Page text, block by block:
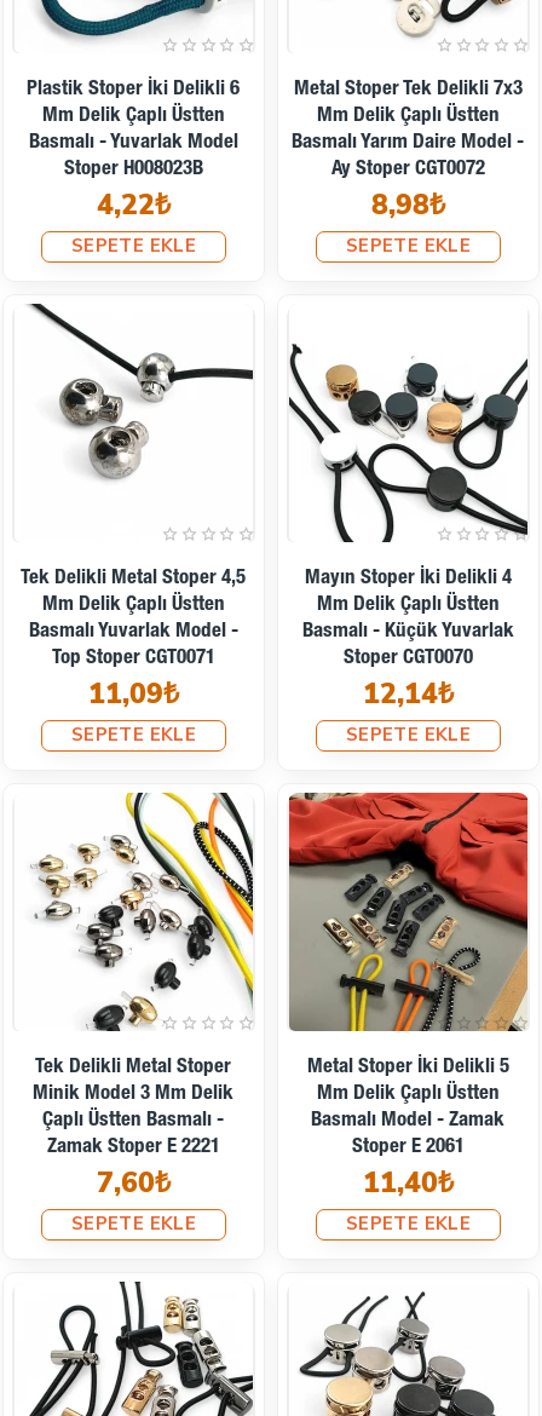
Plastik Stoper İki Delikli 6
Mm Delik Çaplı Üstten
Basmalı - Yuvarlak Model
Stoper H008023B
4,22₺
SEPETE EKLE
Metal Stoper Tek Delikli 7x3
Mm Delik Çaplı Üstten
Basmalı Yarım Daire Model -
Ay Stoper CGT0072
8,98₺
SEPETE EKLE
Tek Delikli Metal Stoper 4,5
Mm Delik Çaplı Üstten
Basmalı Yuvarlak Model -
Top Stoper CGT0071
11,09₺
SEPETE EKLE
Mayın Stoper İki Delikli 4
Mm Delik Çaplı Üstten
Basmalı - Küçük Yuvarlak
Stoper CGT0070
12,14₺
SEPETE EKLE
Tek Delikli Metal Stoper
Minik Model 3 Mm Delik
Çaplı Üstten Basmalı -
Zamak Stoper E 2221
7,60₺
SEPETE EKLE
Metal Stoper İki Delikli 5
Mm Delik Çaplı Üstten
Basmalı Model - Zamak
Stoper E 2061
11,40₺
SEPETE EKLE